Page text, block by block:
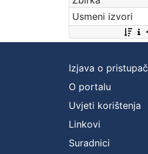
Usmeni izvori
Izjava o
O portalu
Uvjeti korištenja
Linkovi
Suradnici